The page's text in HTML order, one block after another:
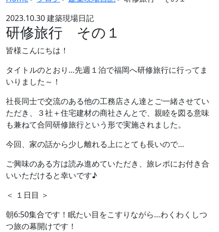
2023.10.30建築現場日記
研修旅行 その１
皆様こんにちは！
タイトルのとおり…先週１泊で福岡へ研修旅行に行ってま
いりました～！
社長同士で交流のある他の工務店さん達とご一緒させてい
ただき、３社＋住宅建材の商社さんとで、親睦を図る意味
も兼ねて合同研修旅行という形で実施されました。
今回、家の話から少し離れる上にとても長いので…
ご興味のある方は読み進めていただき、旅レポにお付き合
いいただけると幸いです♪
＜ １日目 ＞
朝6:50集合です！眠たい目をこすりながら…わくわくしつ
つ旅の幕開けです！